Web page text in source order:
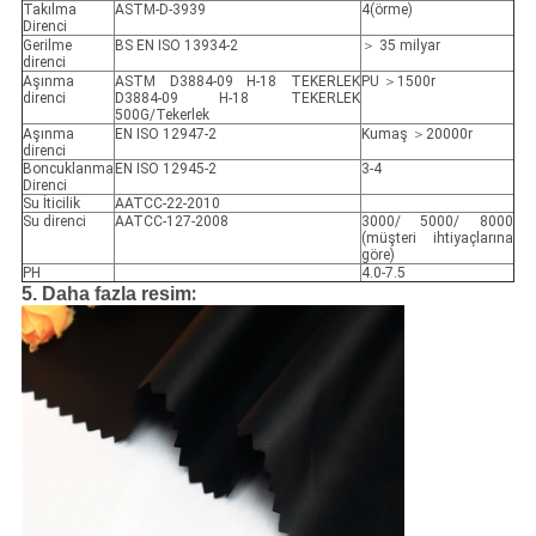
Takılma
Direnci
ASTM-D-3939 4(örme)
Gerilme
direnci
BS EN ISO 13934-2 ＞ 35 milyar
Aşınma
direnci
ASTM D3884-09 H-18 TEKERLEK
D3884-09 H-18 TEKERLEK
500G/Tekerlek
PU ＞1500r
Aşınma
direnci
EN ISO 12947-2 Kumaş ＞20000r
Boncuklanma
Direnci
EN ISO 12945-2 3-4
Su İticilik
AATCC-22-2010
Su direnci
AATCC-127-2008
3000/ 5000/ 8000
(müşteri ihtiyaçlarına
göre)
PH
4.0-7.5
5. Daha fazla resim: